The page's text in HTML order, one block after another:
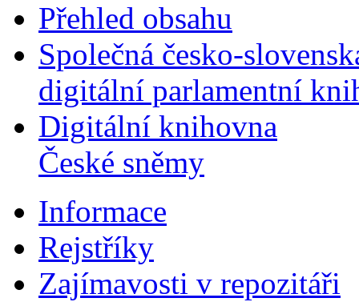
Přehled obsahu
Společná česko-
digitální parlamentní
Digitální knihovna
České sněmy
Informace
Rejstříky
Zajímavosti v repozitáři